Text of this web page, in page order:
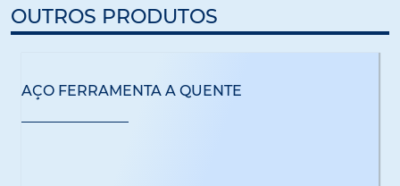
OUTROS PRODUTOS
AÇO FERRAMENTA A QUENTE